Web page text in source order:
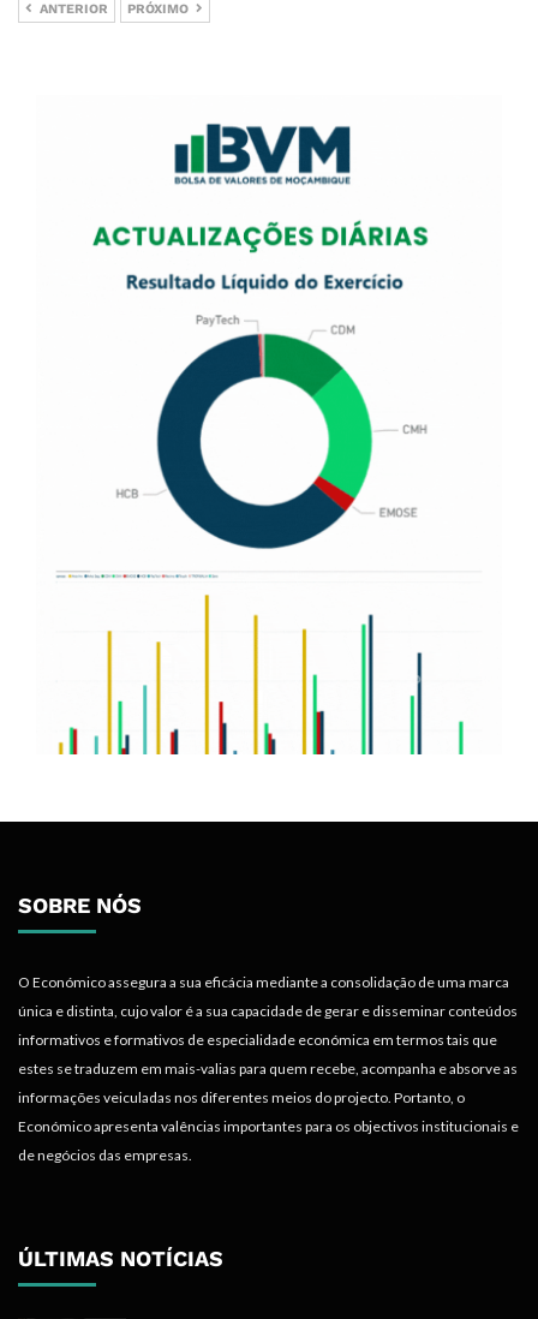
ANTERIOR PRÓXIMO
SOBRE NÓS
O Económico assegura a sua eficácia mediante a consolidação de uma marca
única e distinta, cujo valor é a sua capacidade de gerar e disseminar conteúdos
informativos e formativos de especialidade económica em termos tais que
estes se traduzem em mais-valias para quem recebe, acompanha e absorve as
informações veiculadas nos diferentes meios do projecto. Portanto, o
Económico apresenta valências importantes para os objectivos institucionais e
de negócios das empresas.
ÚLTIMAS NOTÍCIAS